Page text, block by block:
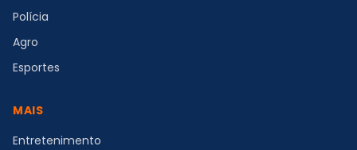
Polícia
Agro
Esportes
MAIS
Entretenimento